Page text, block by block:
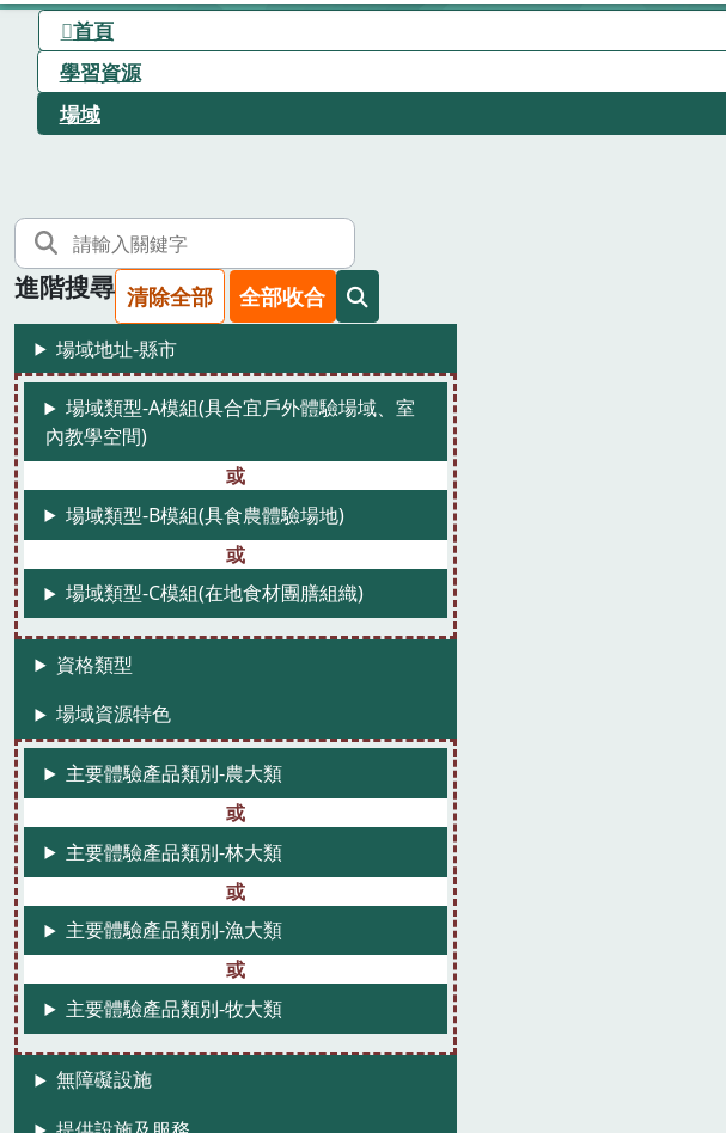
首頁
學習資源
場域
進階搜尋 清除全部 全部收合
場域地址-縣市
場域類型-A模組(具合宜戶外體驗場域、室
內教學空間)
場域類型-B模組(具食農體驗場地)
場域類型-C模組(在地食材團膳組織)
資格類型
場域資源特色
主要體驗產品類別-農大類
主要體驗產品類別-林大類
主要體驗產品類別-漁大類
主要體驗產品類別-牧大類
無障礙設施